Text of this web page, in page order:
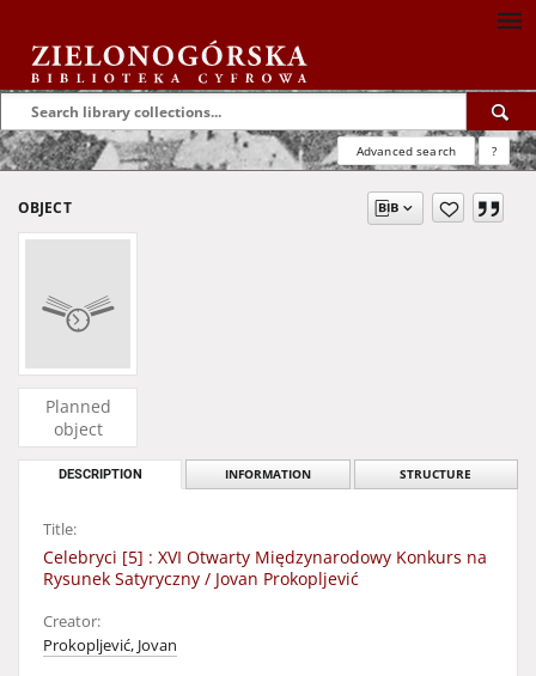
Advanced search ?
OBJECT
Planned
object
DESCRIPTION INFORMATION STRUCTURE
Title:
Celebryci [5] : XVI Otwarty Międzynarodowy Konkurs na
Rysunek Satyryczny / Jovan Prokopljević
Creator:
Prokopljević, Jovan